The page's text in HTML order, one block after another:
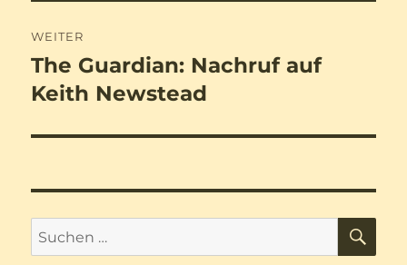
WEITER
Nächster
Beitrag:
The Guardian: Nachruf auf
Keith Newstead
Suchen
nach: